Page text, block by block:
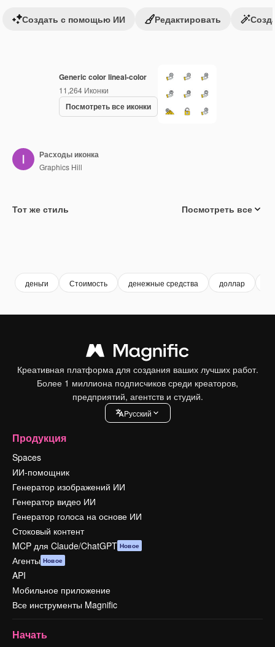
Generic color lineal-color
11,264 Иконки
Посмотреть все иконки
Создать с помощью ИИ Редактировать
Расходы иконка
Graphics Hill
Тот же стиль Посмотреть все
деньги Стоимость денежные средства доллар
Креативная платформа для создания ваших лучших работ.
Более 1 миллиона подписчиков среди креаторов,
предприятий, агентств и студий.
Pусский
Продукция
Spaces
ИИ-помощник
Генератор изображений ИИ
Генератор видео ИИ
Генератор голоса на основе ИИ
Стоковый контент
MCP для Claude/ChatGPT Новое
Агенты Новое
API
Мобильное приложение
Все инструменты Magnific
Начать